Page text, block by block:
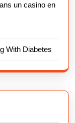
un casino en
With Diabetes